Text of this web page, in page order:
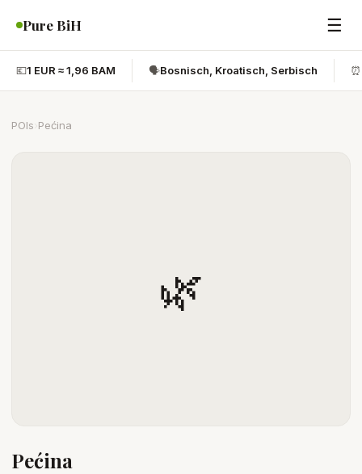
Pure BiH ☰
💶1 EUR ≈ 1,96 BAM 🗣️Bosnisch, Kroatisch, Serbisch ⏰
POIs Pećina
🌿
Pećina